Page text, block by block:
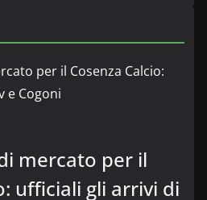
mercato per il
ufficiali gli arrivi di